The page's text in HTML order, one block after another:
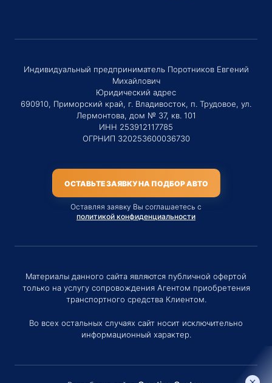
Индивидуальный предприниматель Поротников Евгений
Михайлович
Юридический адрес
690910, Приморский край, г. Владивосток, п. Трудовое, ул.
Лермонтова, дом № 37, кв. 101
ИНН 253912117785
ОГРНИП 320253600036730
ОСТАВЬТЕ ЗАЯВКУ НА ПОДБОР АВТО
Оставляя заявку Вы соглашаетесь с
политикой конфиденциальности
Материалы данного сайта являются публичной офертой
только на услугу сопровождения Агентом приобретения
транспортного средства Клиентом.
Во всех остальных случаях сайт носит исключительно
информационный характер.